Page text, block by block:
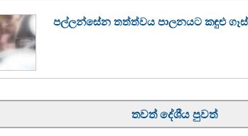
පල්ලන්සේන තත්ත්වය පාලනයට කඳුළු ගෑස්
තවත් දේශීය පුවත්